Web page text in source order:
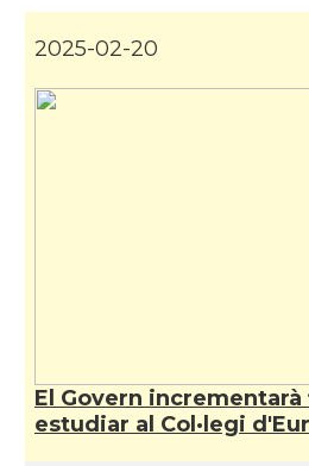
2025-02-20
El Govern incrementarà
estudiar al Col·legi